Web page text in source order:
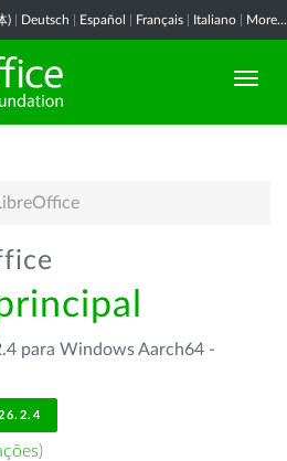
) Deutsch Español Français Italiano More...
para Windows Aarch64 -
)